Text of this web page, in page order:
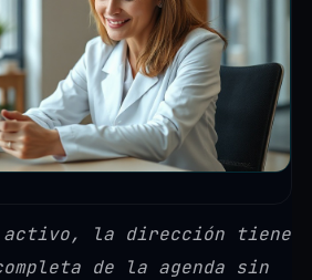
activo, la dirección tiene
de la agenda sin